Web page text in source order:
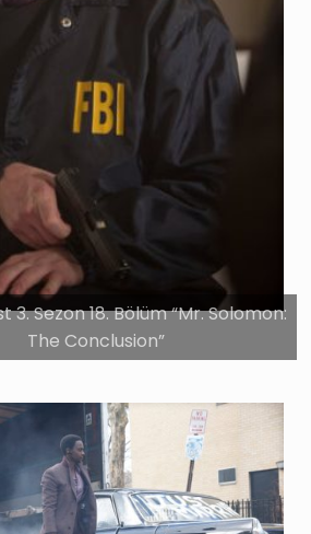
3. Sezon 18. Bölüm “Mr. Solomon:
The Conclusion”